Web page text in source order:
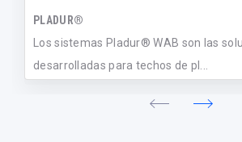
PLADUR®
Los sistemas Pladur® WAB son las
desarrolladas para techos de pl...